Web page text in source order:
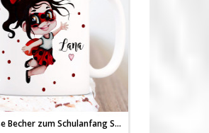
Tasse Becher zum Schulanfang Schulstart Marienkäfer Girl Mädchen & Name Wunschname Geschenk Einschulng ts2025